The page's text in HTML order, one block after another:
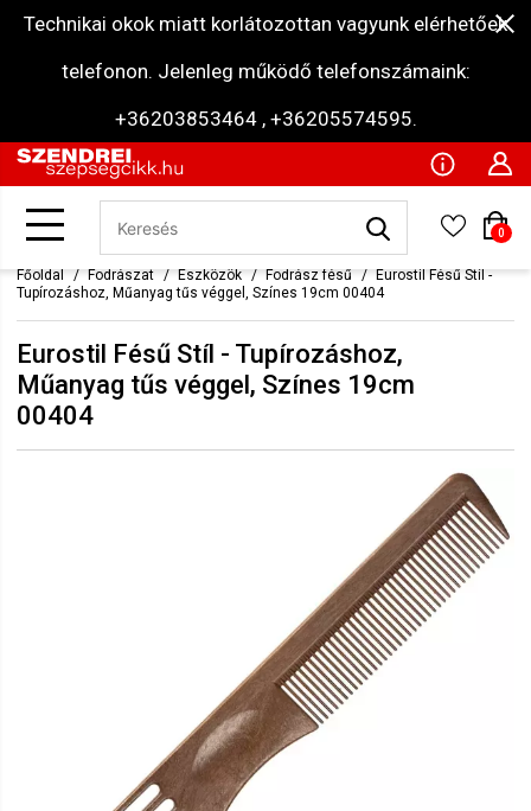
Technikai okok miatt korlátozottan vagyunk elérhetőek
telefonon. Jelenleg működő telefonszámaink:
+36203853464 , +36205574595.
0
Főoldal Fodrászat Eszközök Fodrász fésű
Eurostil Fésű Stíl -
Tupírozáshoz, Műanyag tűs véggel, Színes 19cm 00404
Eurostil Fésű Stíl - Tupírozáshoz,
Műanyag tűs véggel, Színes 19cm
00404